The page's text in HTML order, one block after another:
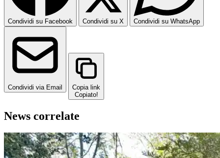
Condividi su Facebook Condividi su X Condividi su WhatsApp
Condividi via Email
Copia link
Copiato!
News correlate